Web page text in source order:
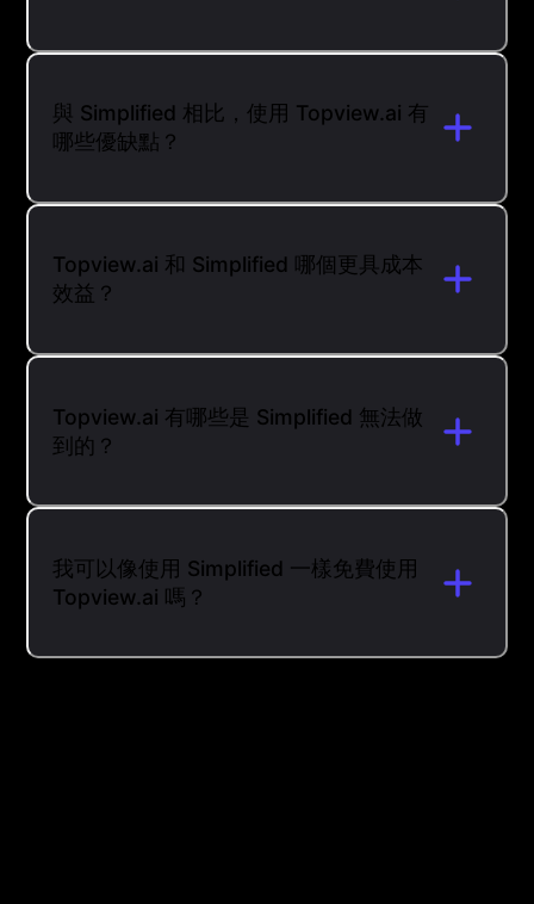
與 Simplified 相比，使用 Topview.ai 有
哪些優缺點？
Topview.ai 和 Simplified 哪個更具成本
效益？
Topview.ai 有哪些是 Simplified 無法做
到的？
我可以像使用 Simplified 一樣免費使用
Topview.ai 嗎？